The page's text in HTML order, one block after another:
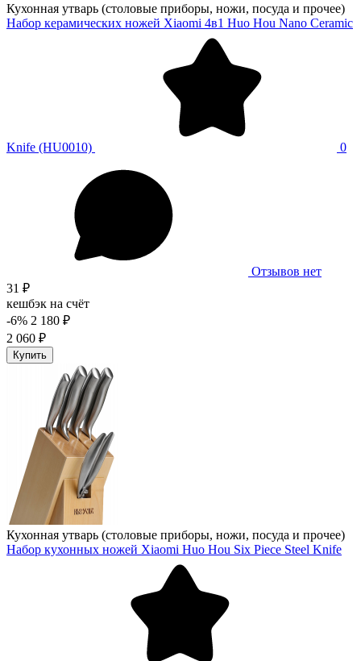
Кухонная утварь (столовые приборы, ножи, посуда и прочее)
Набор керамических ножей Xiaomi 4в1 Huo Hou Nano Ceramic
Knife (HU0010) 0
Отзывов нет
31 ₽
кешбэк на счёт
-6% 2 180 ₽
2 060 ₽
Купить
Кухонная утварь (столовые приборы, ножи, посуда и прочее)
Набор кухонных ножей Xiaomi Huo Hou Six Piece Steel Knife